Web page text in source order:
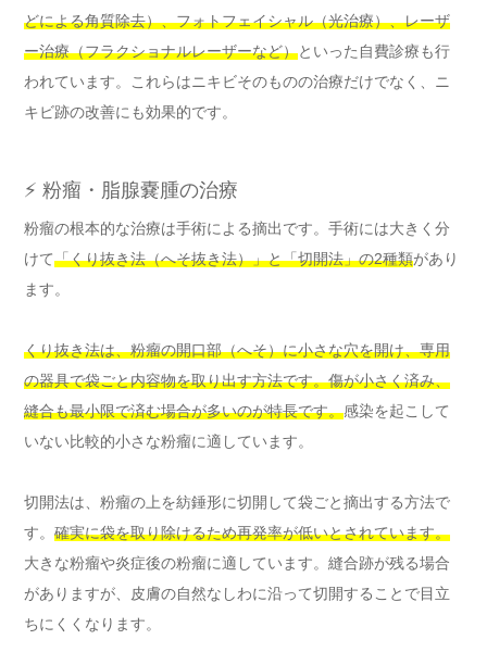
どによる角質除去）、フォトフェイシャル（光治療）、レーザ
ー治療（フラクショナルレーザーなど）といった自費診療も行
われています。これらはニキビそのものの治療だけでなく、ニ
キビ跡の改善にも効果的です。
⚡ 粉瘤・脂腺嚢腫の治療
粉瘤の根本的な治療は手術による摘出です。手術には大きく分
けて「くり抜き法（へそ抜き法）」と「切開法」の2種類があり
ます。
くり抜き法は、粉瘤の開口部（へそ）に小さな穴を開け、専用
の器具で袋ごと内容物を取り出す方法です。傷が小さく済み、
縫合も最小限で済む場合が多いのが特長です。感染を起こして
いない比較的小さな粉瘤に適しています。
切開法は、粉瘤の上を紡錘形に切開して袋ごと摘出する方法で
す。 確実に袋を取り除けるため再発率が低いとされています。
大きな粉瘤や炎症後の粉瘤に適しています。縫合跡が残る場合
がありますが、皮膚の自然なしわに沿って切開することで目立
ちにくくなります。